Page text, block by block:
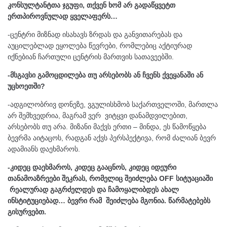
კონსულტანტთა ჯგუფი, თქვენ ხომ არ გადაწყვეტთ
ერთპიროვნულად ყველაფერს…
-ცენტრი მიზნად ისახავს ზრდას და განვითარებას და
აუცილებლად ეყოლება წევრები, რომლებიც აქტიურად
იქნებიან ჩართული ცენტრის მართვის სათავეებში.
-მსგავსი გამოცდილება თუ არსებობს ან ჩვენს ქვეყანაში ან
უცხოეთში?
-ადგილობრივ დონეზე, ვგულისხმობ საქართველოში, მართლა
არ შემხვედრია, მაგრამ ვერ ვიტყვი დანამდვილებით,
არსებობს თუ არა. მიზანი მაქვს ერთი – მინდა, ეს წამოწყება
ბევრმა აიტაცოს, რადგან აქვს პერსპექტივა, რომ ძალიან ბევრ
ადამიანს დაეხმაროს.
-კიდეც დაეხმაროს, კიდეც გააცნოს, კიდეც იდეური
თანამოაზრეები შეკრას, რომელიც შეიძლება OFF სიტუაციაში
რეალურად გაგრძელდეს და ჩამოყალიბდეს ახალ
ინსტიტუციებად… ბევრი რამ შეიძლება მგონია. წარმატებებს
გისურვებთ.